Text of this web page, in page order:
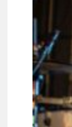
Dagbesteding ’s
De gezonde
Onze vrijwilligers
Contact
Financieel
Wie doet wat
Ruimte